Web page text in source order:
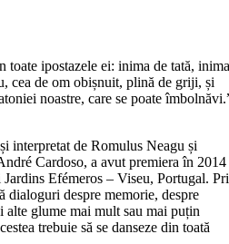
toate ipostazele ei: inima de tată, inima
cea de om obișnuit, plină de griji, și
noastre, care se poate
interpretat de Romulus Neagu și
Cardoso, a avut premiera în 2014
Efémeros – Viseu, Portugal.
dialoguri despre memorie, despre
alte glume mai mult sau mai puțin
trebuie să se danseze din toată